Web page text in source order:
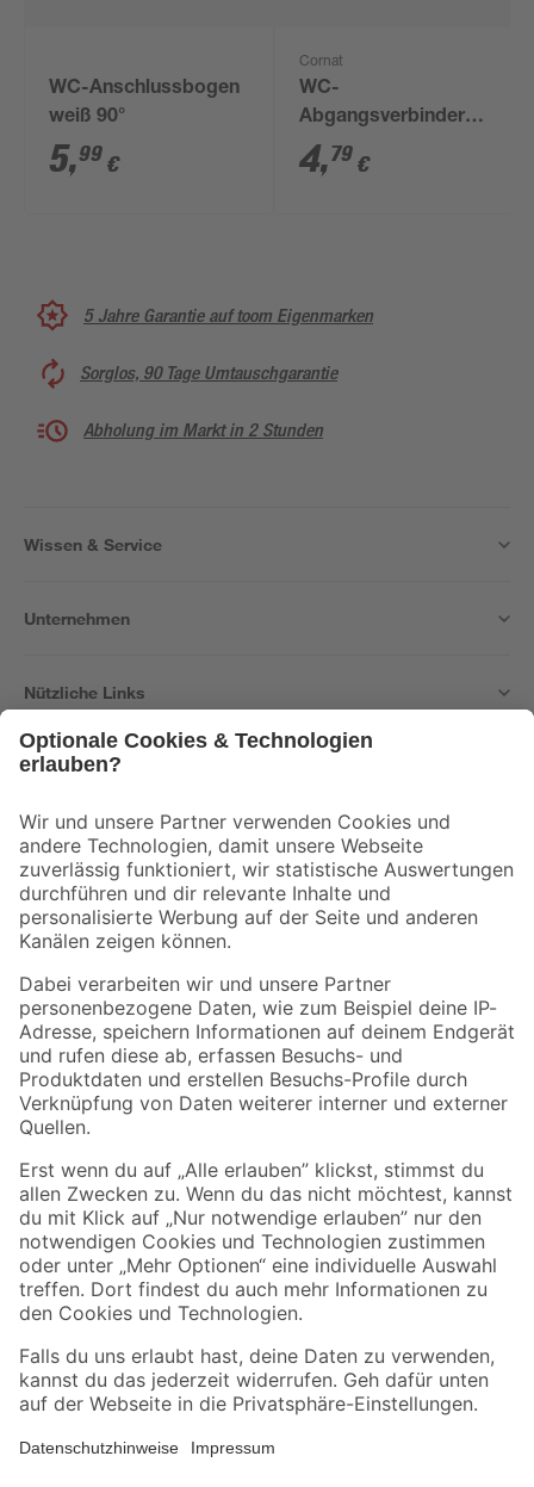
WC-Anschlussbogen
weiß 90°
5,99 €
Cornat
WC-
Abgangsverbinder
weiß Ø 100/110 mm
4,79 €
5 Jahre Garantie auf toom Eigenmarken
Sorglos, 90 Tage Umtauschgarantie
Abholung im Markt in 2 Stunden
Wissen & Service
Unternehmen
Nützliche Links
Der toom Newsletter: Keine Angebote und Aktionen mehr verpassen!
Zur Newsletter Anmeldung
Folge uns
Zahlungsarten Versandarten
Sicher einkaufen
Jetzt die toom-App herunterladen
Alle Preisangaben in EUR inkl. gesetzl. MwSt.. Die dargestellten Angebote sind unter
Umständen nicht in allen Märkten verfügbar. Die angegebenen Verfügbarkeiten beziehen
Produkte nur solange der Vorrat reicht.
*Paketversand ab 59 € versandkostenfrei, gilt nicht für Artikel mit Speditionsversand, hier